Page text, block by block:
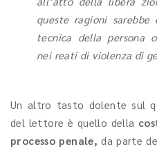
queste ragioni
tecnica della persona
nei reati di violenza di
Un altro tasto dolente sul
del lettore è quello della
processo penale, da parte